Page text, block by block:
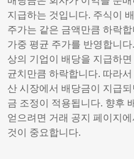
지급하는 것입니다. 주식이
주가는 같은 금액만큼 하락
가중 평균 주가를 반영합니
상의 기업이 배당을 지급하
균치만큼 하락합니다. 따라
산 시장에서 배당금이 지급
금 조정이 적용됩니다. 향후
얻으려면 거래 공지 페이지
것이 중요합니다.